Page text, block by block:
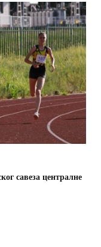
савеза централне